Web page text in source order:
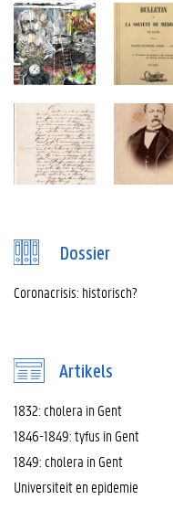
Dossier
Coronacrisis: historisch?
Artikels
1832: cholera in Gent
1846-1849: tyfus in Gent
1849: cholera in Gent
Universiteit en epidemie